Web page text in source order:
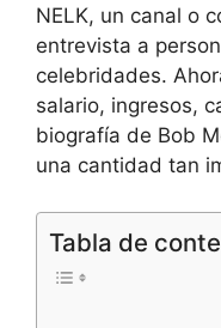
NELK, un canal o
entrevista a
celebridades.
salario, ingresos,
biografía de Bob
una cantidad tan
Tabla de